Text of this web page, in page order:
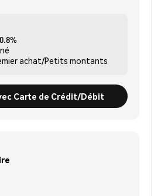
0.8%
achat/Petits montants
Carte de Crédit/Débit